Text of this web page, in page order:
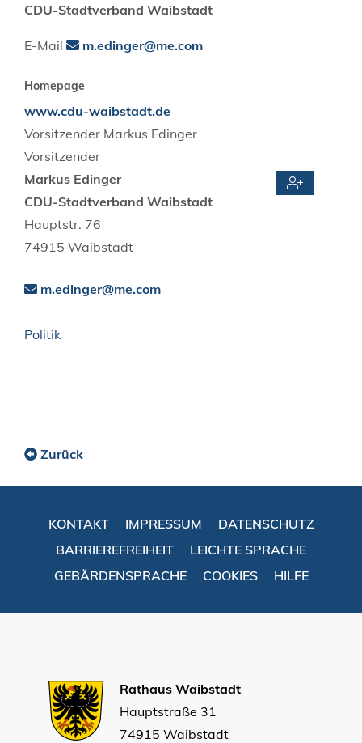
CDU-Stadtverband Waibstadt
E-Mail m.edinger@me.com
Homepage
www.cdu-waibstadt.de
Vorsitzender Markus Edinger
Vorsitzender
Markus Edinger
CDU-Stadtverband Waibstadt
Hauptstr. 76
74915 Waibstadt
m.edinger@me.com
Politik
Zurück
KONTAKT IMPRESSUM
DATENSCHUTZ
BARRIEREFREIHEIT
LEICHTE SPRACHE
GEBÄRDENSPRACHE
COOKIES HILFE
Rathaus Waibstadt
Hauptstraße 31
74915 Waibstadt